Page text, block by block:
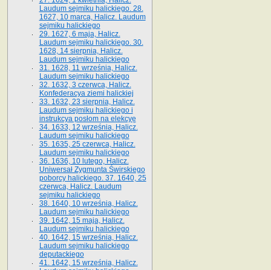
Laudum sejmiku halickiego. 28.
1627, 10 marca, Halicz. Laudum
sejmiku halickiego
29. 1627, 6 maja, Halicz.
Laudum sejmiku halickiego. 30.
1628, 14 sierpnia, Halicz.
Laudum sejmiku halickiego
31. 1628, 11 września, Halicz.
Laudum sejmiku halickiego
32. 1632, 3 czerwca, Halicz.
Konfederacya ziemi halickiej
33. 1632, 23 sierpnia, Halicz.
Laudum sejmiku halickiego i
instrukcya posłom na elekcyę
34. 1633, 12 września, Halicz.
Laudum sejmiku halickiego
35. 1635, 25 czerwca, Halicz.
Laudum sejmiku halickiego
36. 1636, 10 lutego, Halicz.
Uniwersał Zygmunta Świrskiego
poborcy halickiego. 37. 1640, 25
czerwca, Halicz. Laudum
sejmiku halickiego
38. 1640, 10 września, Halicz.
Laudum sejmiku halickiego
39. 1642, 15 maja, Halicz.
Laudum sejmiku halickiego
40. 1642, 15 września, Halicz.
Laudum sejmiku halickiego
deputackiego
41. 1642, 15 września, Halicz.